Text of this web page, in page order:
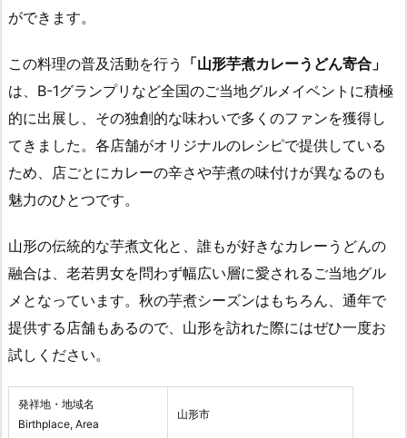
ができます。
この料理の普及活動を行う
「山形芋煮カレーうどん寄合」
は、B-1グランプリなど全国のご当地グルメイベントに積極
的に出展し、その独創的な味わいで多くのファンを獲得し
てきました。各店舗がオリジナルのレシピで提供している
ため、店ごとにカレーの辛さや芋煮の味付けが異なるのも
魅力のひとつです。
山形の伝統的な芋煮文化と、誰もが好きなカレーうどんの
融合は、老若男女を問わず幅広い層に愛されるご当地グル
メとなっています。秋の芋煮シーズンはもちろん、通年で
提供する店舗もあるので、山形を訪れた際にはぜひ一度お
試しください。
発祥地・地域名
Birthplace, Area
山形市